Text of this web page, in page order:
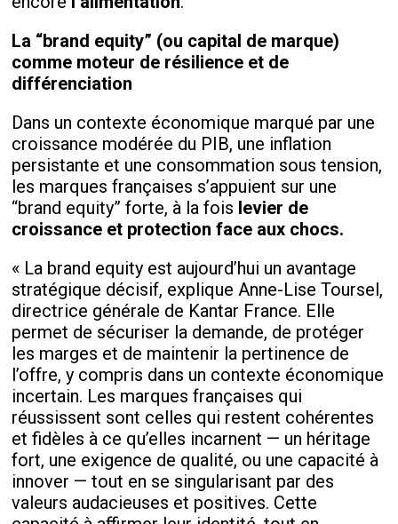
La “brand equity” (ou capital de marque)
comme moteur de résilience et de
différenciation
Dans un contexte économique marqué par une
croissance modérée du PIB, une inflation
persistante et une consommation sous tension,
les marques françaises s’appuient sur une
“brand equity” forte, à la fois levier de
croissance et protection face aux chocs.
« La brand equity est aujourd’hui un avantage
stratégique décisif, explique Anne-Lise Toursel,
directrice générale de Kantar France. Elle
permet de sécuriser la demande, de protéger
les marges et de maintenir la pertinence de
l’offre, y compris dans un contexte économique
incertain. Les marques françaises qui
réussissent sont celles qui restent cohérentes
et fidèles à ce qu’elles incarnent — un héritage
fort, une exigence de qualité, ou une capacité à
innover — tout en se singularisant par des
valeurs audacieuses et positives. Cette